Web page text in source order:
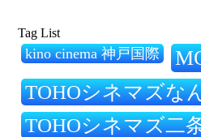
Tag List
kino cinema 神戸国際
TOHOシネマズな
TOHOシネマズ二